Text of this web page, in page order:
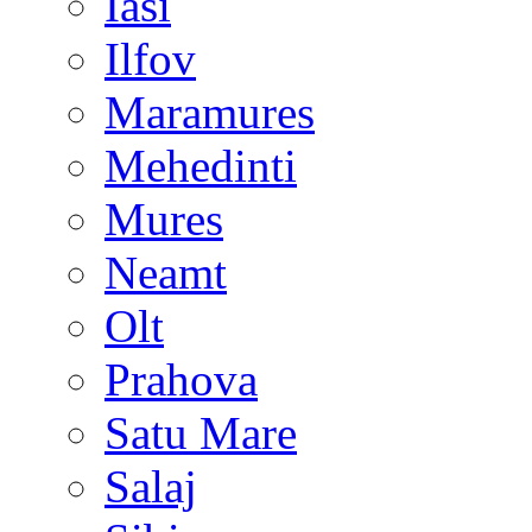
Ilfov
Maramures
Mehedinti
Mures
Neamt
Olt
Prahova
Satu Mare
Salaj